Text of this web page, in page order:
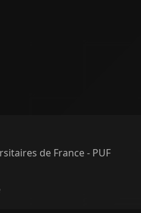
de France - PUF